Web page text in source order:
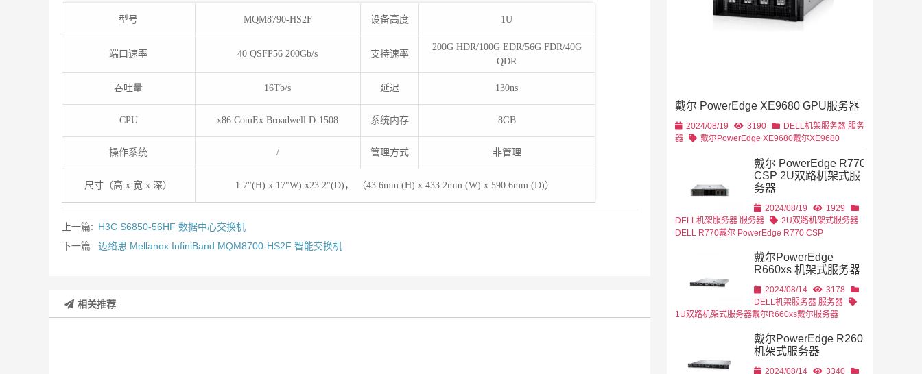
型号 MQM8790-HS2F 设备高度 1U
端口速率 40 QSFP56 200Gb/s 支持速率
200G HDR/100G EDR/56G FDR/40G
QDR
吞吐量 16Tb/s 延迟 130ns
CPU x86 ComEx Broadwell D-1508 系统内存 8GB
操作系统 / 管理方式 非管理
尺寸（高 x 宽 x 深） 1.7"(H) x 17"W) x23.2"(D)， （43.6mm (H) x 433.2mm (W) x 590.6mm (D)）
上一篇: H3C S6850-56HF 数据中心交换机
下一篇: 迈络思 Mellanox InfiniBand MQM8700-HS2F 智能交换机
相关推荐
戴尔 PowerEdge XE9680 GPU服务器
2024/08/19 3190 DELL机架服务器 服务
器
戴尔PowerEdge XE9680戴尔XE9680
戴尔 PowerEdge R770
CSP 2U双路机架式服
务器
2024/08/19
1929
DELL机架服务器 服务器
2U双路机架式服务器
DELL R770戴尔 PowerEdge R770 CSP
戴尔PowerEdge
R660xs 机架式服务器
2024/08/14
3178
DELL机架服务器 服务器
1U双路机架式服务器戴尔R660xs戴尔服务器
戴尔PowerEdge R260
机架式服务器
2024/08/14
3340